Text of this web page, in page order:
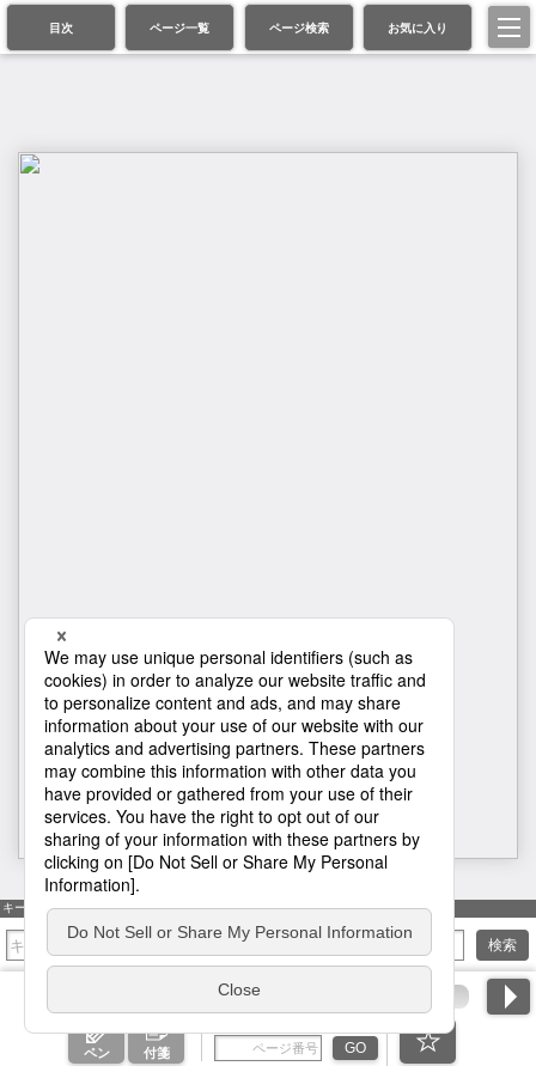
目次 ページ一覧 ページ検索 お気に入り
H1
キーワード検索
検索
ペン 付箋 GO